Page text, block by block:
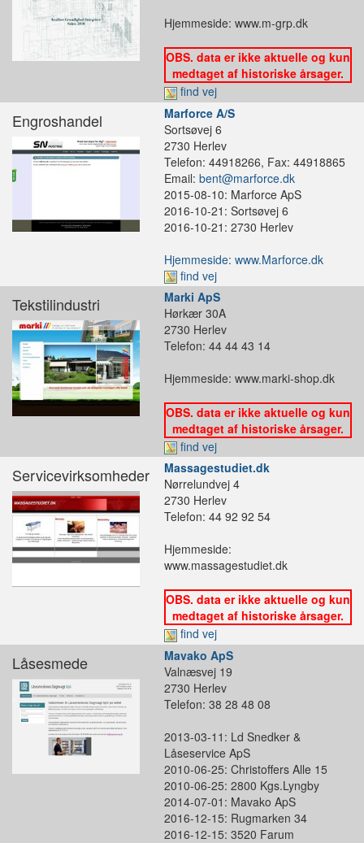
Hjemmeside: www.m-grp.dk
OBS. data er ikke aktuelle og kun
medtaget af historiske årsager.
find vej
Engroshandel
Marforce A/S
Sortsøvej 6
2730 Herlev
Telefon: 44918266, Fax: 44918865
Email: bent@marforce.dk
2015-08-10: Marforce ApS
2016-10-21: Sortsøvej 6
2016-10-21: 2730 Herlev
Hjemmeside: www.Marforce.dk
find vej
Tekstilindustri
Marki ApS
Hørkær 30A
2730 Herlev
Telefon: 44 44 43 14
Hjemmeside: www.marki-shop.dk
OBS. data er ikke aktuelle og kun
medtaget af historiske årsager.
find vej
Servicevirksomheder
Massagestudiet.dk
Nørrelundvej 4
2730 Herlev
Telefon: 44 92 92 54
Hjemmeside:
www.massagestudiet.dk
OBS. data er ikke aktuelle og kun
medtaget af historiske årsager.
find vej
Låsesmede
Mavako ApS
Valnæsvej 19
2730 Herlev
Telefon: 38 28 48 08
2013-03-11: Ld Snedker &
Låseservice ApS
2010-06-25: Christoffers Alle 15
2010-06-25: 2800 Kgs.Lyngby
2014-07-01: Mavako ApS
2016-12-15: Rugmarken 34
2016-12-15: 3520 Farum